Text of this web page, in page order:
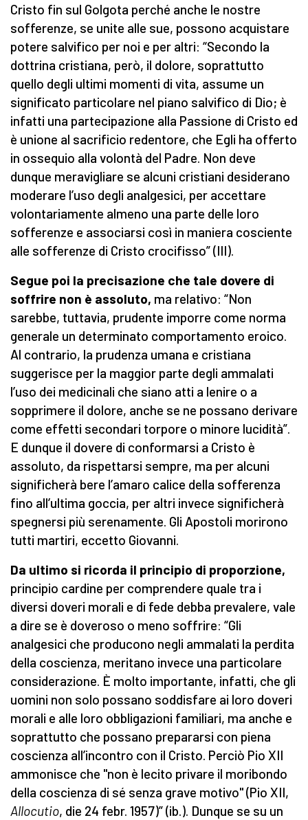
Cristo fin sul Golgota perché anche le nostre
sofferenze, se unite alle sue, possono acquistare
potere salvifico per noi e per altri: “Secondo la
dottrina cristiana, però, il dolore, soprattutto
quello degli ultimi momenti di vita, assume un
significato particolare nel piano salvifico di Dio; è
infatti una partecipazione alla Passione di Cristo ed
è unione al sacrificio redentore, che Egli ha offerto
in ossequio alla volontà del Padre. Non deve
dunque meravigliare se alcuni cristiani desiderano
moderare l’uso degli analgesici, per accettare
volontariamente almeno una parte delle loro
sofferenze e associarsi così in maniera cosciente
alle sofferenze di Cristo crocifisso” (III).
Segue poi la precisazione che tale dovere di
soffrire non è assoluto, ma relativo: “Non
sarebbe, tuttavia, prudente imporre come norma
generale un determinato comportamento eroico.
Al contrario, la prudenza umana e cristiana
suggerisce per la maggior parte degli ammalati
l’uso dei medicinali che siano atti a lenire o a
sopprimere il dolore, anche se ne possano derivare
come effetti secondari torpore o minore lucidità”.
E dunque il dovere di conformarsi a Cristo è
assoluto, da rispettarsi sempre, ma per alcuni
significherà bere l’amaro calice della sofferenza
fino all’ultima goccia, per altri invece significherà
spegnersi più serenamente. Gli Apostoli morirono
tutti martiri, eccetto Giovanni.
Da ultimo si ricorda il principio di proporzione,
principio cardine per comprendere quale tra i
diversi doveri morali e di fede debba prevalere, vale
a dire se è doveroso o meno soffrire: “Gli
analgesici che producono negli ammalati la perdita
della coscienza, meritano invece una particolare
considerazione. È molto importante, infatti, che gli
uomini non solo possano soddisfare ai loro doveri
morali e alle loro obbligazioni familiari, ma anche e
soprattutto che possano prepararsi con piena
coscienza all’incontro con il Cristo. Perciò Pio XII
ammonisce che "non è lecito privare il moribondo
della coscienza di sé senza grave motivo" (Pio XII,
Allocutio, die 24 febr. 1957)” (ib.). Dunque se su un